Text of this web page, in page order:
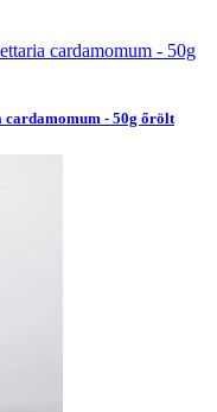
- 50g őrölt